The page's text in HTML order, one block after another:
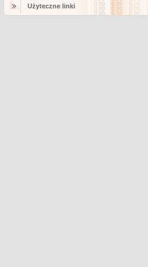
Użyteczne linki